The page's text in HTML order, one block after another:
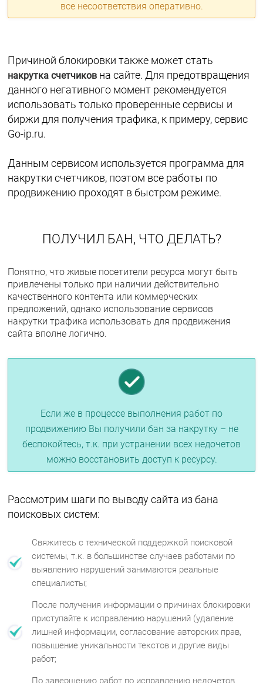
все несоответствия оперативно.
Причиной блокировки также может стать
накрутка счетчиков на сайте. Для предотвращения
данного негативного момент рекомендуется
использовать только проверенные сервисы и
биржи для получения трафика, к примеру, сервис
Go-ip.ru.
Данным сервисом используется программа для
накрутки счетчиков, поэтом все работы по
продвижению проходят в быстром режиме.
ПОЛУЧИЛ БАН, ЧТО ДЕЛАТЬ?
Понятно, что живые посетители ресурса могут быть
привлечены только при наличии действительно
качественного контента или коммерческих
предложений, однако использование сервисов
накрутки трафика использовать для продвижения
сайта вполне логично.
Если же в процессе выполнения работ по
продвижению Вы получили бан за накрутку – не
беспокойтесь, т.к. при устранении всех недочетов
можно восстановить доступ к ресурсу.
Рассмотрим шаги по выводу сайта из бана
поисковых систем:
Свяжитесь с технической поддержкой поисковой
системы, т.к. в большинстве случаев работами по
выявлению нарушений занимаются реальные
специалисты;
После получения информации о причинах блокировки
приступайте к исправлению нарушений (удаление
лишней информации, согласование авторских прав,
повышение уникальности текстов и другие виды
работ;
По завершению работ по исправлению недочетов